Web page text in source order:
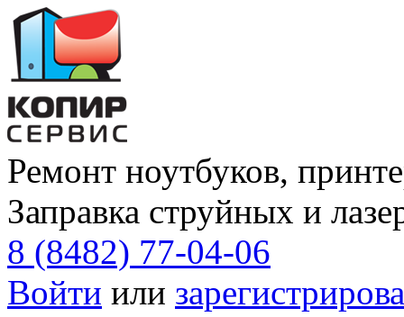
Ремонт ноутбуков,
Заправка струйных и
8 (8482) 77-04-06
Войти или